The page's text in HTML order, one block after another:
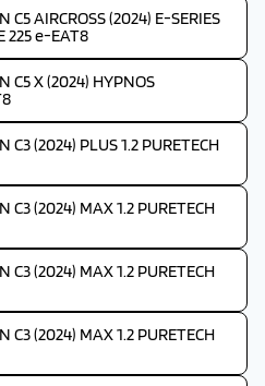
C5 AIRCROSS (2024) E-SERIES
225 e-EAT8
C5 X (2024) HYPNOS
C3 (2024) PLUS 1.2 PURETECH
C3 (2024) MAX 1.2 PURETECH
C3 (2024) MAX 1.2 PURETECH
C3 (2024) MAX 1.2 PURETECH